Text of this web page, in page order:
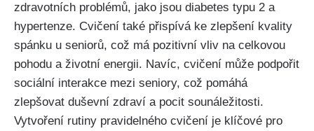
zdravotních problémů, jako jsou diabetes typu 2 a
hypertenze. Cvičení také přispívá ke zlepšení kvality
spánku u seniorů, což má pozitivní vliv na celkovou
pohodu a životní energii. Navíc, cvičení může podpořit
sociální interakce mezi seniory, což pomáhá
zlepšovat duševní zdraví a pocit sounáležitosti.
Vytvoření rutiny pravidelného cvičení je klíčové pro